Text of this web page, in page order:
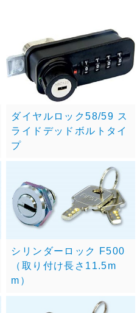
ダイヤルロック58/59 ス
ライドデッドボルトタイ
プ
シリンダーロック F500
（取り付け長さ11.5m
m）